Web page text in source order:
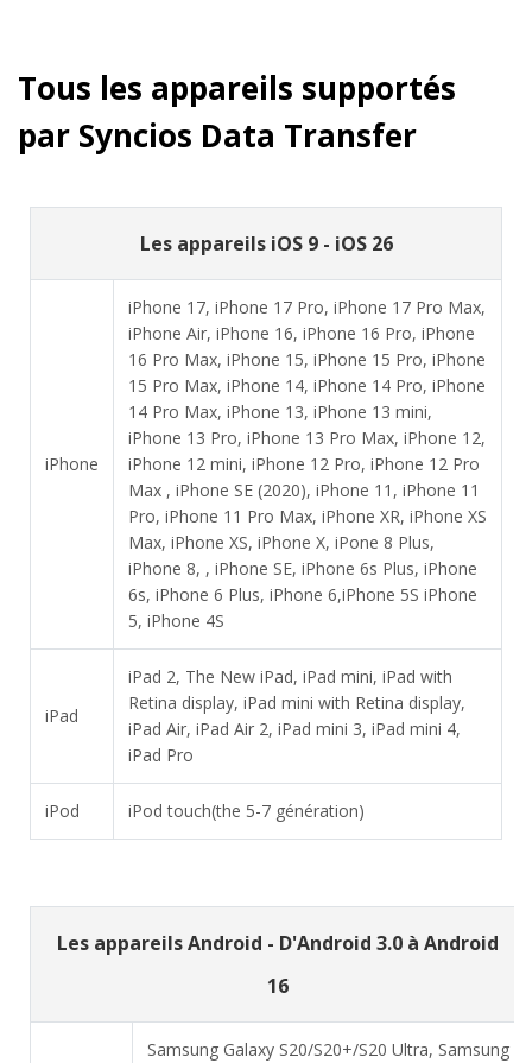
Tous les appareils supportés
par Syncios Data Transfer
Les appareils iOS 9 - iOS 26
iPhone
iPhone 17, iPhone 17 Pro, iPhone 17 Pro Max,
iPhone Air, iPhone 16, iPhone 16 Pro, iPhone
16 Pro Max, iPhone 15, iPhone 15 Pro, iPhone
15 Pro Max, iPhone 14, iPhone 14 Pro, iPhone
14 Pro Max, iPhone 13, iPhone 13 mini,
iPhone 13 Pro, iPhone 13 Pro Max, iPhone 12,
iPhone 12 mini, iPhone 12 Pro, iPhone 12 Pro
Max , iPhone SE (2020), iPhone 11, iPhone 11
Pro, iPhone 11 Pro Max, iPhone XR, iPhone XS
Max, iPhone XS, iPhone X, iPone 8 Plus,
iPhone 8, , iPhone SE, iPhone 6s Plus, iPhone
6s, iPhone 6 Plus, iPhone 6,iPhone 5S iPhone
5, iPhone 4S
iPad
iPad 2, The New iPad, iPad mini, iPad with
Retina display, iPad mini with Retina display,
iPad Air, iPad Air 2, iPad mini 3, iPad mini 4,
iPad Pro
iPod iPod touch(the 5-7 génération)
Les appareils Android - D'Android 3.0 à Android
16
Samsung Galaxy S20/S20+/S20 Ultra, Samsung